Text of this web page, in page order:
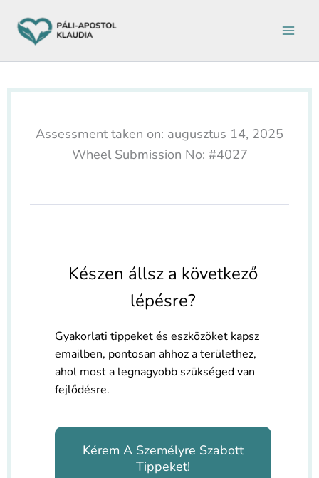
tartalomra
Assessment taken on: augusztus 14, 2025
Wheel Submission No: #4027
Készen állsz a következő
lépésre?
Gyakorlati tippeket és eszközöket kapsz
emailben, pontosan ahhoz a területhez,
ahol most a legnagyobb szükséged van
fejlődésre.
Kérem A Személyre Szabott
Tippeket!